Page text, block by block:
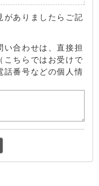
がありましたらご記
い合わせは、直接担
こちらではお受けで
話番号などの個人情